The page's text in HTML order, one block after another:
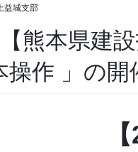
益城支部
熊本県建
作 」の開